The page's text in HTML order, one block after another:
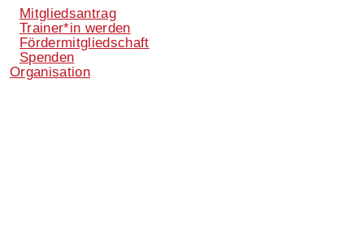
Mitgliedsantrag
Trainer*in werden
Fördermitgliedschaft
Spenden
Organisation